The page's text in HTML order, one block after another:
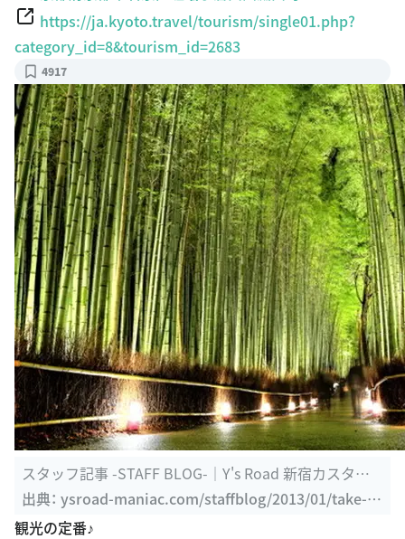
https://ja.kyoto.travel/tourism/single01.php?
category_id=8&tourism_id=2683
4917
スタッフ記事 -STAFF BLOG-｜Y's Road 新宿カスタム
店
出典： ysroad-maniac.com/staffblog/2013/01/take-a-
photo.html
観光の定番♪